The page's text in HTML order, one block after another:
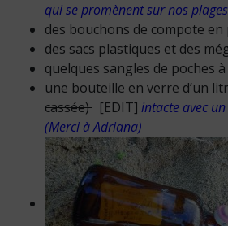
qui se promènent sur nos
des bouchons de compote
des sacs plastiques et des
quelques sangles de poches
une bouteille en verre d’un
cassée) [EDIT] intacte avec
(Merci à Adriana)